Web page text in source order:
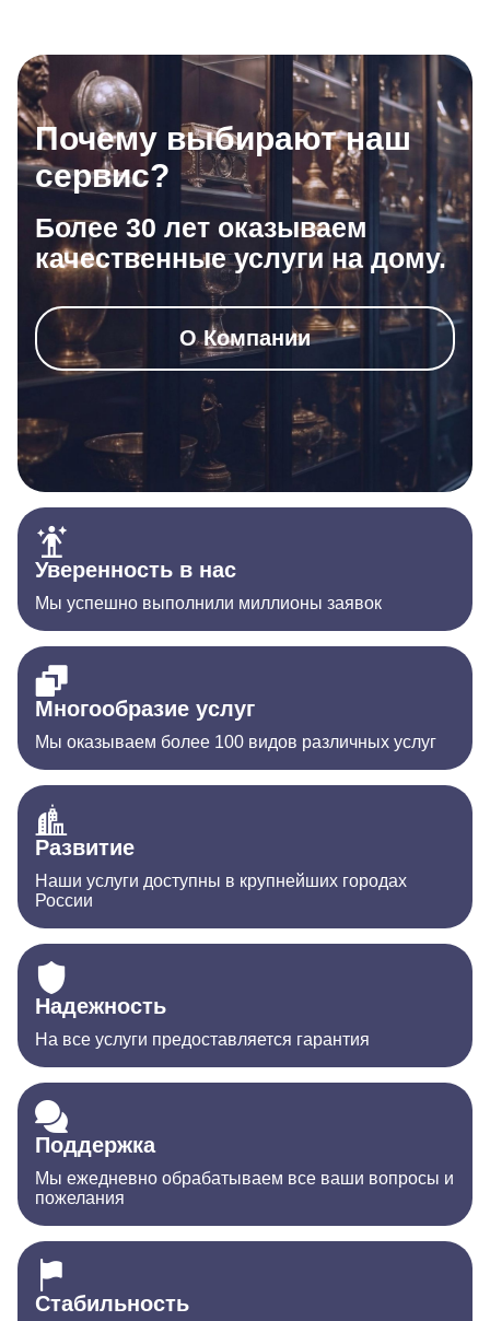
Почему выбирают наш
сервис?
Более 30 лет оказываем
качественные услуги на дому.
О Компании
Уверенность в нас
Мы успешно выполнили миллионы заявок
Многообразие услуг
Мы оказываем более 100 видов различных услуг
Развитие
Наши услуги доступны в крупнейших городах
России
Надежность
На все услуги предоставляется гарантия
Поддержка
Мы ежедневно обрабатываем все ваши вопросы и
пожелания
Стабильность